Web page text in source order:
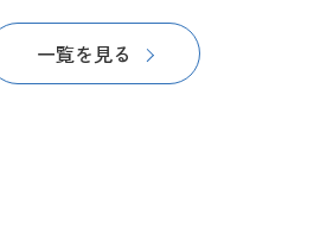
一覧を見る